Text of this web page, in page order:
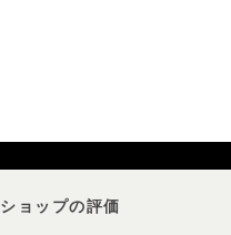
ショップの評価